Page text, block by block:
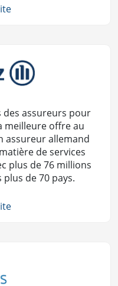
des assureurs pour
meilleure offre au
assureur allemand
de services
plus de 76 millions
de 70 pays.